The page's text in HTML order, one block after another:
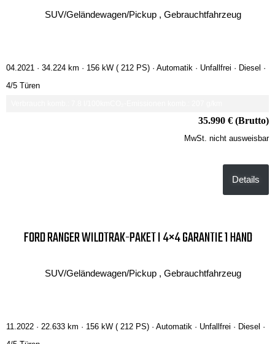
SUV/Geländewagen/Pickup , Gebrauchtfahrzeug
04.2021 · 34.224 km · 156 kW ( 212 PS) · Automatik · Unfallfrei · Diesel ·
4/5 Türen
35.990 € (Brutto)
MwSt. nicht ausweisbar
Details
FORD RANGER WILDTRAK-PAKET I 4×4 GARANTIE 1 HAND
SUV/Geländewagen/Pickup , Gebrauchtfahrzeug
11.2022 · 22.633 km · 156 kW ( 212 PS) · Automatik · Unfallfrei · Diesel ·